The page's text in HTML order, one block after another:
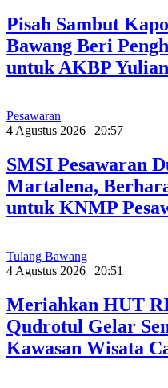
Pisah Sambut
Bawang Beri
untuk AKBP
Pesawaran
4 Agustus 2026 | 20:57
SMSI Pesawaran
Martalena,
untuk KNMP
Tulang Bawang
4 Agustus 2026 | 20:51
Meriahkan HUT
Qudrotul Gelar
Kawasan Wisata